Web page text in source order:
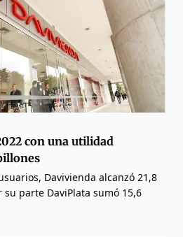
con una utilidad
Davivienda alcanzó 21,8
parte DaviPlata sumó 15,6